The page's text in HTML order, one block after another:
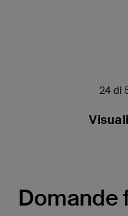
24 di
Domande